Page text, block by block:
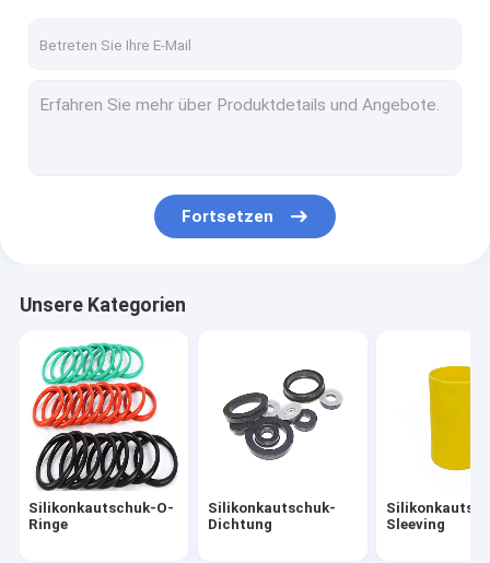
Eignungsbody building
Medizinischer Silikonkautschuk
Flexibler Silikon-Schläuche
Silikonkautschuk-Schnur
Neopren-O-Ring
Silikon-Haushaltsartikel
Fortsetzen
Unsere Kategorien
Silikonkautschuk-O-
Ringe
Silikonkautschuk-
Dichtung
Sleeving